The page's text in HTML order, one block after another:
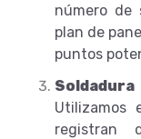
número de
plan de
puntos
Utilizamos
registran